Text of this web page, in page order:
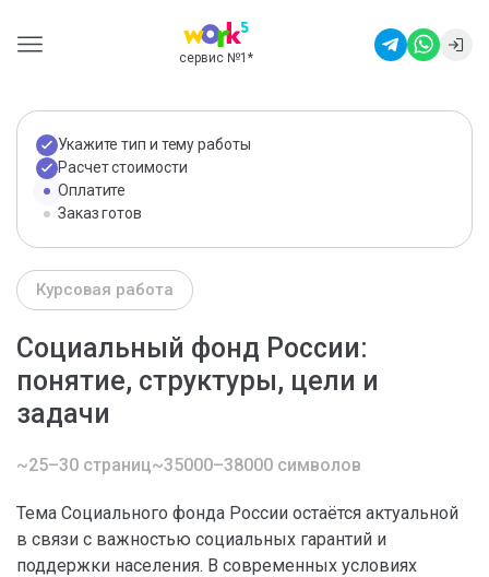
сервис №1 *
Укажите тип и тему работы
Расчет стоимости
Оплатите
Заказ готов
Курсовая работа
Социальный фонд России:
понятие, структуры, цели и
задачи
~25–30 страниц~35000–38000 символов
Тема Социального фонда России остаётся актуальной
в связи с важностью социальных гарантий и
поддержки населения. В современных условиях